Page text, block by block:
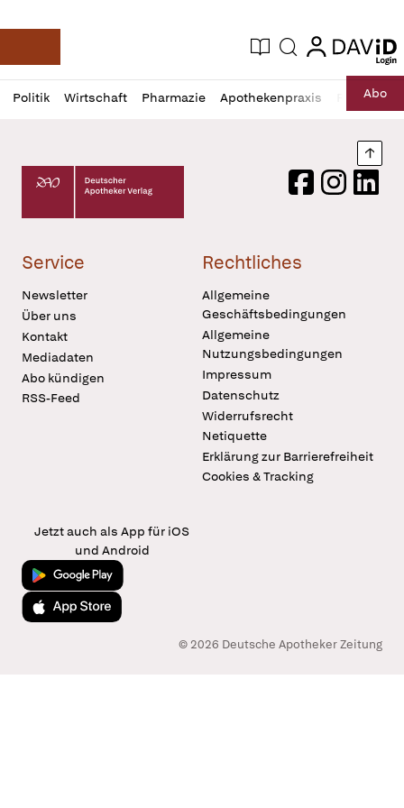
Deutsche Apotheker Zeitung
Aktuelle Ausgabe
Suche login
login
Politik Wirtschaft Pharmazie Apothekenpraxis RechtAbo
Profil
öffnen
Daz
Pur
Deutscher Apotheker Verlag Logo
FacebookInstagram
Service
Newsletter
Über uns
Kontakt
Mediadaten
Abo kündigen
RSS-Feed
Rechtliches
Allgemeine
Geschäftsbedingungen
Allgemeine
Nutzungsbedingungen
Impressum
Datenschutz
Widerrufsrecht
Netiquette
Erklärung zur Barrierefreiheit
Cookies & Tracking
Jetzt auch als App für iOS
und Android
Jetzt bei Google Play
Laden im App Store
© 2026 Deutsche Apotheker Zeitung